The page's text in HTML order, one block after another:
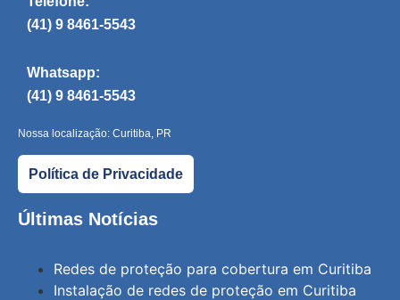
(41) 9 8461-5543
Whatsapp:
(41) 9 8461-5543
Nossa localização: Curitiba, PR
Política de Privacidade
Últimas Notícias
Redes de proteção para cobertura em Curitiba
Instalação de redes de proteção em Curitiba